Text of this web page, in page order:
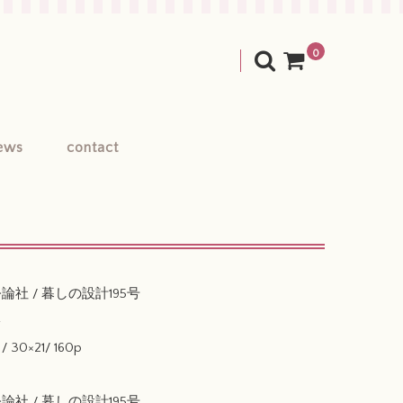
0
contact
社 / 暮しの設計195号
30×21/ 160p